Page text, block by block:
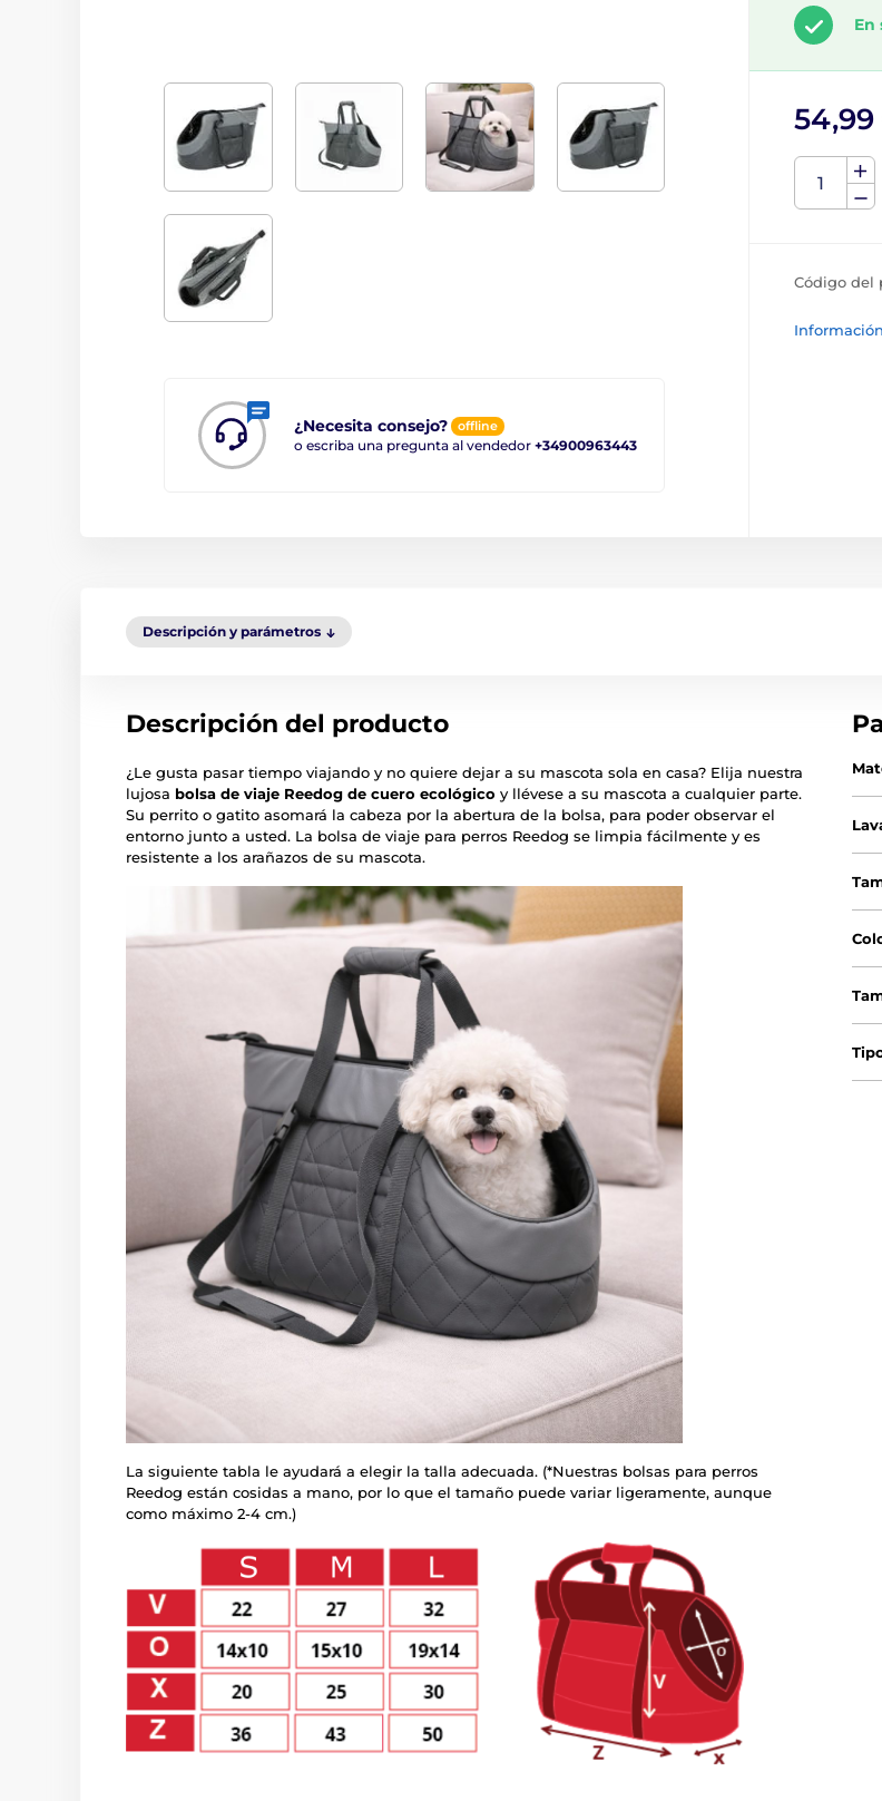
¿Necesita consejo? offline
o escriba una pregunta al vendedor +34900963443
En
Código del
Descripción y parámetros
Descripción del producto
¿Le gusta pasar tiempo viajando y no quiere dejar a su mascota sola en casa? Elija nuestra
lujosa bolsa de viaje Reedog de cuero ecológico y llévese a su mascota a cualquier parte.
Su perrito o gatito asomará la cabeza por la abertura de la bolsa, para poder observar el
entorno junto a usted. La bolsa de viaje para perros Reedog se limpia fácilmente y es
resistente a los arañazos de su mascota.
La siguiente tabla le ayudará a elegir la talla adecuada. (*Nuestras bolsas para perros
Reedog están cosidas a mano, por lo que el tamaño puede variar ligeramente, aunque
como máximo 2-4 cm.)